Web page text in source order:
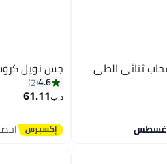
ثنائي الطي جس نويل
4.6
2
د.ب‏61.11